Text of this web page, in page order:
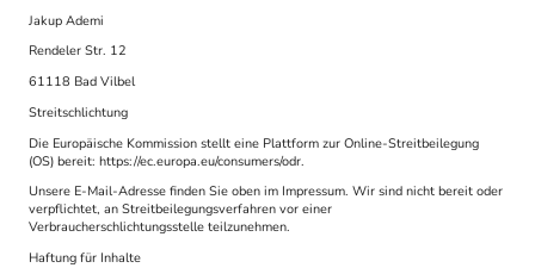
Jakup Ademi
Rendeler Str. 12
61118 Bad Vilbel
Streitschlichtung
Die Europäische Kommission stellt eine Plattform zur Online-Streitbeilegung
(OS) bereit: https://ec.europa.eu/consumers/odr.
Unsere E-Mail-Adresse finden Sie oben im Impressum. Wir sind nicht bereit oder
verpflichtet, an Streitbeilegungsverfahren vor einer
Verbraucherschlichtungsstelle teilzunehmen.
Haftung für Inhalte